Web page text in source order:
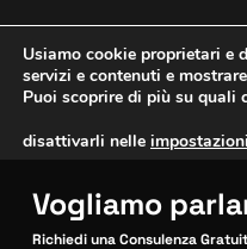
Copyright © 2025
Creazione e sviluppo siti web
SITOCERTO®
Usiamo cookie proprietari e
servizi e contenuti e
Puoi scoprire di più su quali
disattivarli nelle impostazioni
Accetta Impostazioni
Vogliamo
Richiedi una Consulenza